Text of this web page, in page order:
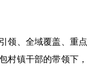
领、全域覆盖、重点
村镇干部的带领下，